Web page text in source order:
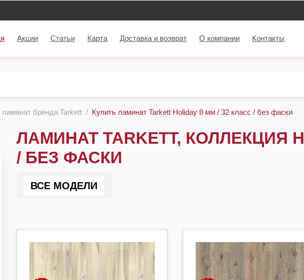
Акции Статьи Карта Доставка и возврат О компании Контакты
ламинат бренда Tarkett Купить ламинат Tarkett Holiday 8 мм / 32 класс / без фаски
ЛАМИНАТ TARKETT, КОЛЛЕКЦИЯ
/ БЕЗ ФАСКИ
ВСЕ МОДЕЛИ